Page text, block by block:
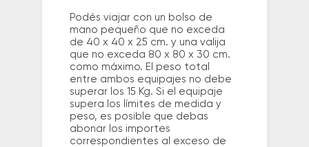
Podés viajar con un bolso de
mano pequeño que no exceda
de 40 x 40 x 25 cm. y una valija
que no exceda 80 x 80 x 30 cm.
como máximo. El peso total
entre ambos equipajes no debe
superar los 15 Kg. Si el equipaje
supera los límites de medida y
peso, es posible que debas
abonar los importes
correspondientes al exceso de